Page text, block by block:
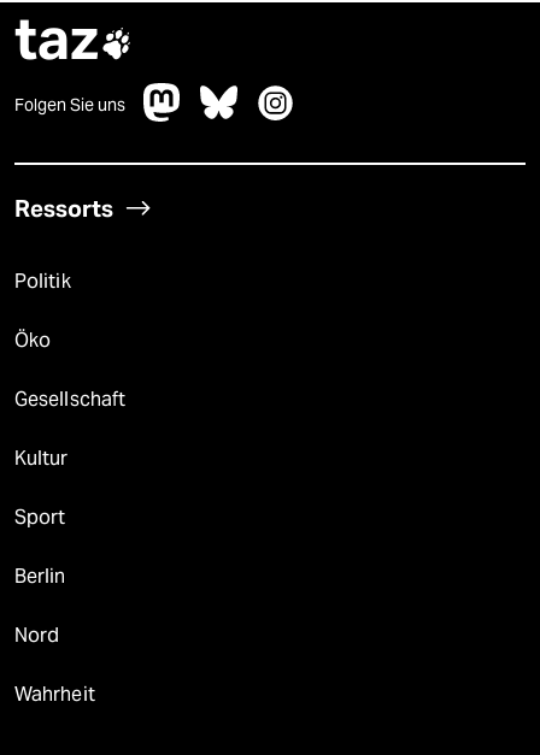
taz
Folgen Sie uns
Ressorts
Politik
Öko
Gesellschaft
Kultur
Sport
Berlin
Nord
Wahrheit